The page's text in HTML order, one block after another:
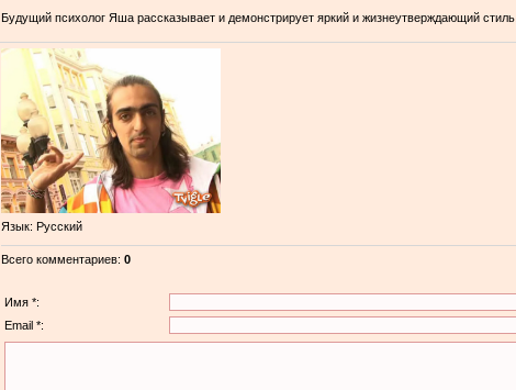
Будущий психолог Яша рассказывает и демонстрирует яркий и жизнеутверждающий стиль.
Язык: Русский
Всего комментариев: 0
Имя *:
Email *: